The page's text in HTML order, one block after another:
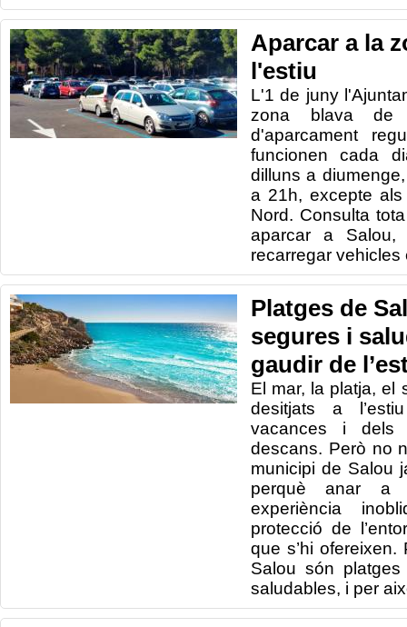
Aparcar a la
l'estiu
L'1 de juny
zona blava de
d'aparcament
funcionen cada
dilluns a
a 21h, excepte
Nord. Consulta
aparcar a
recarregar vehicles
Platges de
segures i
gaudir de
El mar, la platja, el
desitjats a
vacances i dels
descans. Però no
municipi de Salou
perquè anar a
experiència
protecció de
que s’hi
Salou són
saludables, i per